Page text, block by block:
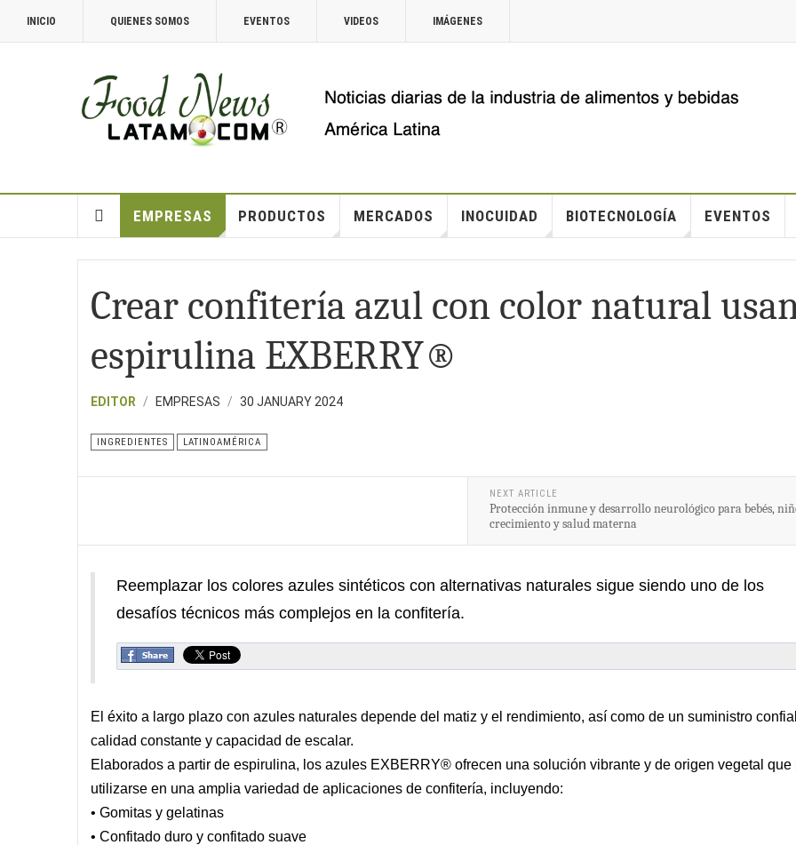
INICIO QUIENES SOMOS EVENTOS VIDEOS IMÁGENES
EMPRESAS PRODUCTOS MERCADOS INOCUIDAD BIOTECNOLOGÍA EVENTOS
Crear confitería azul con color natural
espirulina EXBERRY®
EDITOR EMPRESAS 30 JANUARY 2024
INGREDIENTES LATINOAMÉRICA
NEXT ARTICLE
Protección inmune y desarrollo neurológico para bebés,
crecimiento y salud materna
Reemplazar los colores azules sintéticos con alternativas naturales sigue siendo uno de los
desafíos técnicos más complejos en la confitería.
El éxito a largo plazo con azules naturales depende del matiz y el rendimiento, así como de un suministro
calidad constante y capacidad de escalar.
Elaborados a partir de espirulina, los azules EXBERRY® ofrecen una solución vibrante y de origen vegetal que
utilizarse en una amplia variedad de aplicaciones de confitería, incluyendo:
• Gomitas y gelatinas
• Confitado duro y confitado suave